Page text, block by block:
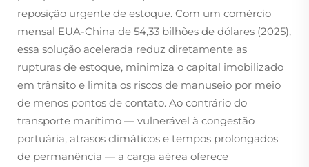
reposição urgente de estoque. Com um comércio
mensal EUA-China de 54,33 bilhões de dólares (2025),
essa solução acelerada reduz diretamente as
rupturas de estoque, minimiza o capital imobilizado
em trânsito e limita os riscos de manuseio por meio
de menos pontos de contato. Ao contrário do
transporte marítimo — vulnerável à congestão
portuária, atrasos climáticos e tempos prolongados
de permanência — a carga aérea oferece